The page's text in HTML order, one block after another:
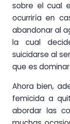
sobre el cual
ocurriría en
abandonar al
la cual
suicidarse al
que es
Ahora bien,
femicida a
abordar las